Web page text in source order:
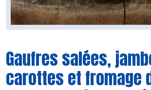
Gaufres salées,
carottes et fromage